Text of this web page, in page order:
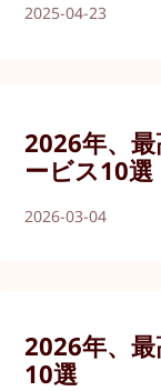
2025-04-23
2026年、
ービス10選
2026-03-04
2026年、
10選